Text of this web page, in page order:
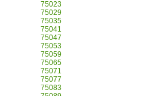
75023
75029
75035
75041
75047
75053
75059
75065
75071
75077
75083